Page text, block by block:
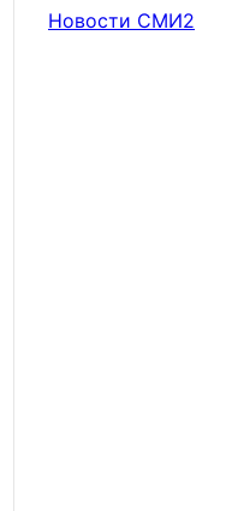
Новости СМИ2